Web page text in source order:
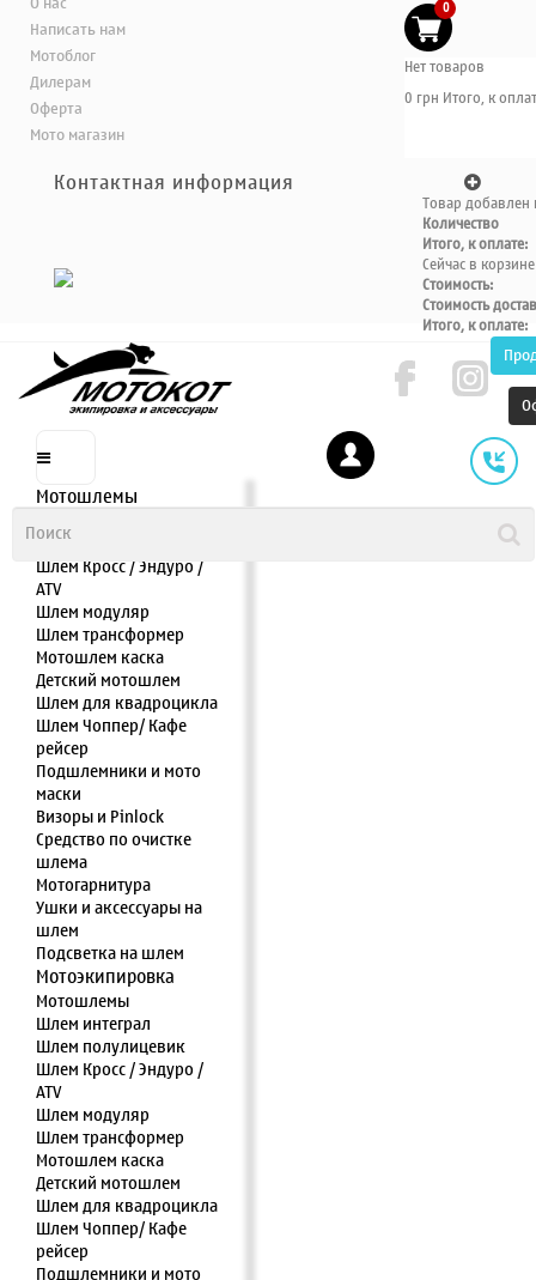
Написать нам
Мотоблог
Дилерам
Оферта
Мото магазин
Контактная информация
0
Нет товаров
0 грн Итого, к
Товар добавлен
Количество
Итого, к оплате:
Сейчас в
Стоимость:
Стоимость
Итого, к оплате:
Мотошлемы
Шлем полулицевик
Шлем Кросс / Эндуро /
ATV
Шлем модуляр
Шлем трансформер
Мотошлем каска
Детский мотошлем
Шлем для квадроцикла
Шлем Чоппер/ Кафе
рейсер
Подшлемники и мото
маски
Визоры и Pinlock
Средство по очистке
шлема
Мотогарнитура
Ушки и аксессуары на
шлем
Подсветка на шлем
Мотоэкипировка
Мотошлемы
Шлем интеграл
Шлем полулицевик
Шлем Кросс / Эндуро /
ATV
Шлем модуляр
Шлем трансформер
Мотошлем каска
Детский мотошлем
Шлем для квадроцикла
Шлем Чоппер/ Кафе
рейсер